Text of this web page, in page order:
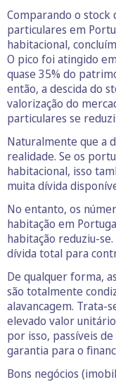
Comparando o stock
particulares em
habitacional,
O pico foi atingido
quase 35% do
então, a descida do
valorização do
particulares se
Naturalmente que a
realidade. Se os
habitacional, isso
muita dívida
No entanto, os
habitação em
habitação reduziu-
dívida total para
De qualquer forma,
são totalmente
alavancagem. Trata-
elevado valor
por isso, passíveis
garantia para o
Bons negócios